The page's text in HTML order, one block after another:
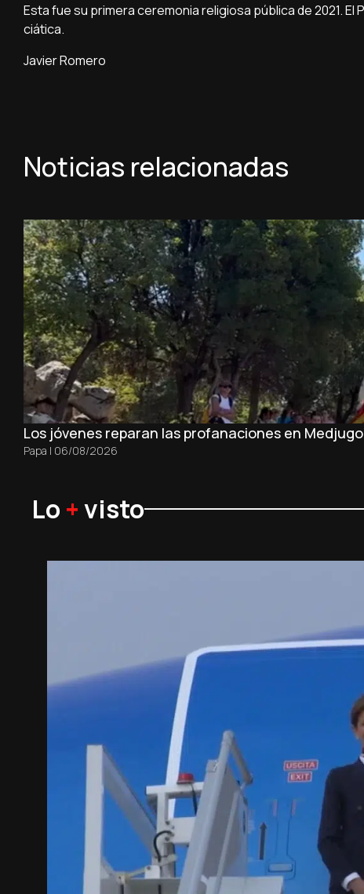
Esta fue su primera ceremonia religiosa pública de 2021.
ciática.
Javier Romero
Noticias relacionadas
Los jóvenes reparan las profanaciones en
Papa | 06/08/2026
Lo +visto